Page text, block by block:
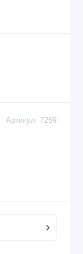
Артикул: 7259